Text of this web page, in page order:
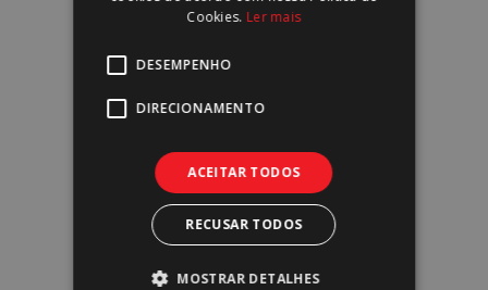
Cookies. Ler mais
DESEMPENHO
DIRECIONAMENTO
ACEITAR TODOS
RECUSAR TODOS
MOSTRAR DETALHES